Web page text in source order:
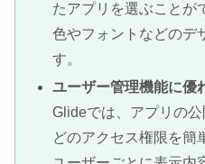
たアプリを選ぶことが
色やフォントなどのデ
す。
ユーザー管理機能に優
Glideでは、アプリの
どのアクセス権限を簡